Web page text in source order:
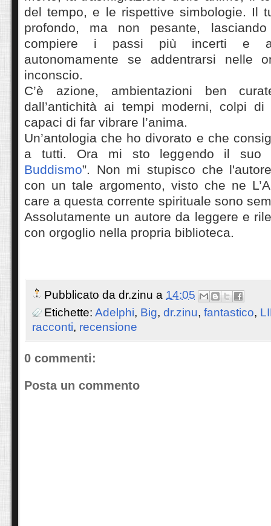
del tempo, e le rispettive simbologie. Il
profondo, ma non pesante,
compiere i passi più incerti e
autonomamente se addentrarsi nelle
inconscio.
C’è azione, ambientazioni ben
dall’antichità ai tempi moderni, colpi
capaci di far vibrare l’anima.
Un’antologia che ho divorato e che
a tutti. Ora mi sto leggendo il suo
Buddismo”. Non mi stupisco che
con un tale argomento, visto che ne
care a questa corrente spirituale sono
Assolutamente un autore da leggere e
con orgoglio nella propria biblioteca.
Pubblicato da dr.zinu a 14:05
Etichette: Adelphi, Big, dr.zinu, fantastico,
racconti, recensione
0 commenti:
Posta un commento